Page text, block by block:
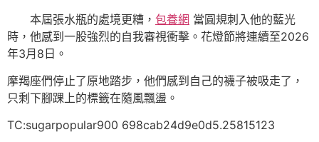
本屆張水瓶的處境更糟， 包養網 當圓規刺入他的藍光
時，他感到一股強烈的自我審視衝擊。花燈節將連續至2026
年3月8日。
摩羯座們停止了原地踏步，他們感到自己的襪子被吸走了，
只剩下腳踝上的標籤在隨風飄盪。
TC:sugarpopular900 698cab24d9e0d5.25815123